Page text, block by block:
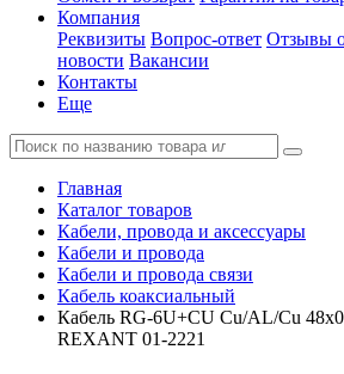
Компания
Реквизиты Вопрос-ответ Отзывы
новости Вакансии
Контакты
Еще
Главная
Каталог товаров
Кабели, провода и аксессуары
Кабели и провода
Кабели и провода связи
Кабель коаксиальный
Кабель RG-6U+CU Cu/AL/Cu
REXANT 01-2221